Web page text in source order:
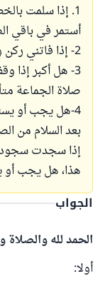
1. إذا سلمت
أستمر في باقي
2- إذا فاتني ركن ورجعت إليه فهل أكبر عند العودة إليه؟
3- هل أكبر إذا
صلاة الجماعة
4-هل يجب أو
بعد السلام من
إذا سجدت سجود
هذا، هل يجب
الجواب
الحمد لله
أولا: